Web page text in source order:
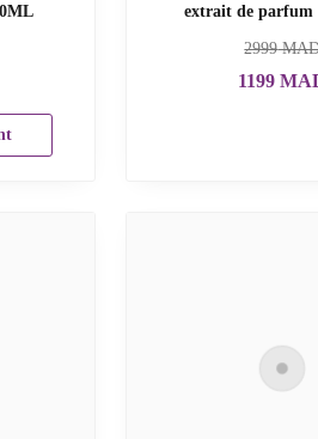
extrait de parfum
2999
1199